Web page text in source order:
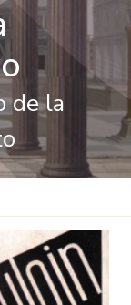
de la